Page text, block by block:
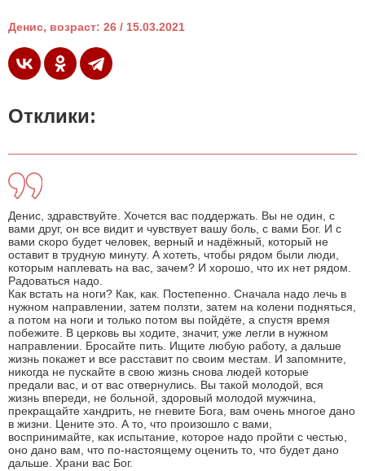
Денис, возраст: 26 / 15.03.2021
Отклики:
Денис, здравствуйте. Хочется вас поддержать. Вы не один, с
вами друг, он все видит и чувствует вашу боль, с вами Бог. И с
вами скоро будет человек, верный и надёжный, который не
оставит в трудную минуту. А хотеть, чтобы рядом были люди,
которым наплевать на вас, зачем? И хорошо, что их нет рядом.
Радоваться надо.
Как встать на ноги? Как, как. Постепенно. Сначала надо лечь в
нужном направлении, затем ползти, затем на колени подняться,
а потом на ноги и только потом вы пойдёте, а спустя время
побежите. В церковь вы ходите, значит, уже легли в нужном
направлении. Бросайте пить. Ищите любую работу, а дальше
жизнь покажет и все расставит по своим местам. И запомните,
никогда не пускайте в свою жизнь снова людей которые
предали вас, и от вас отвернулись. Вы такой молодой, вся
жизнь впереди, не больной, здоровый молодой мужчина,
прекращайте хандрить, не гневите Бога, вам очень многое дано
в жизни. Цените это. А то, что произошло с вами,
воспринимайте, как испытание, которое надо пройти с честью,
оно дано вам, что по-настоящему оценить то, что будет дано
дальше. Храни вас Бог.